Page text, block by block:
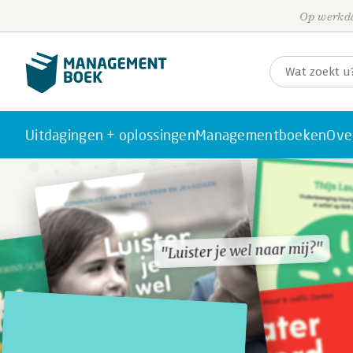
Op
Uitdagingen + oplossingenManagementboeken
"Luister je wel naar mij?"
"Luister je wel naar mij?"